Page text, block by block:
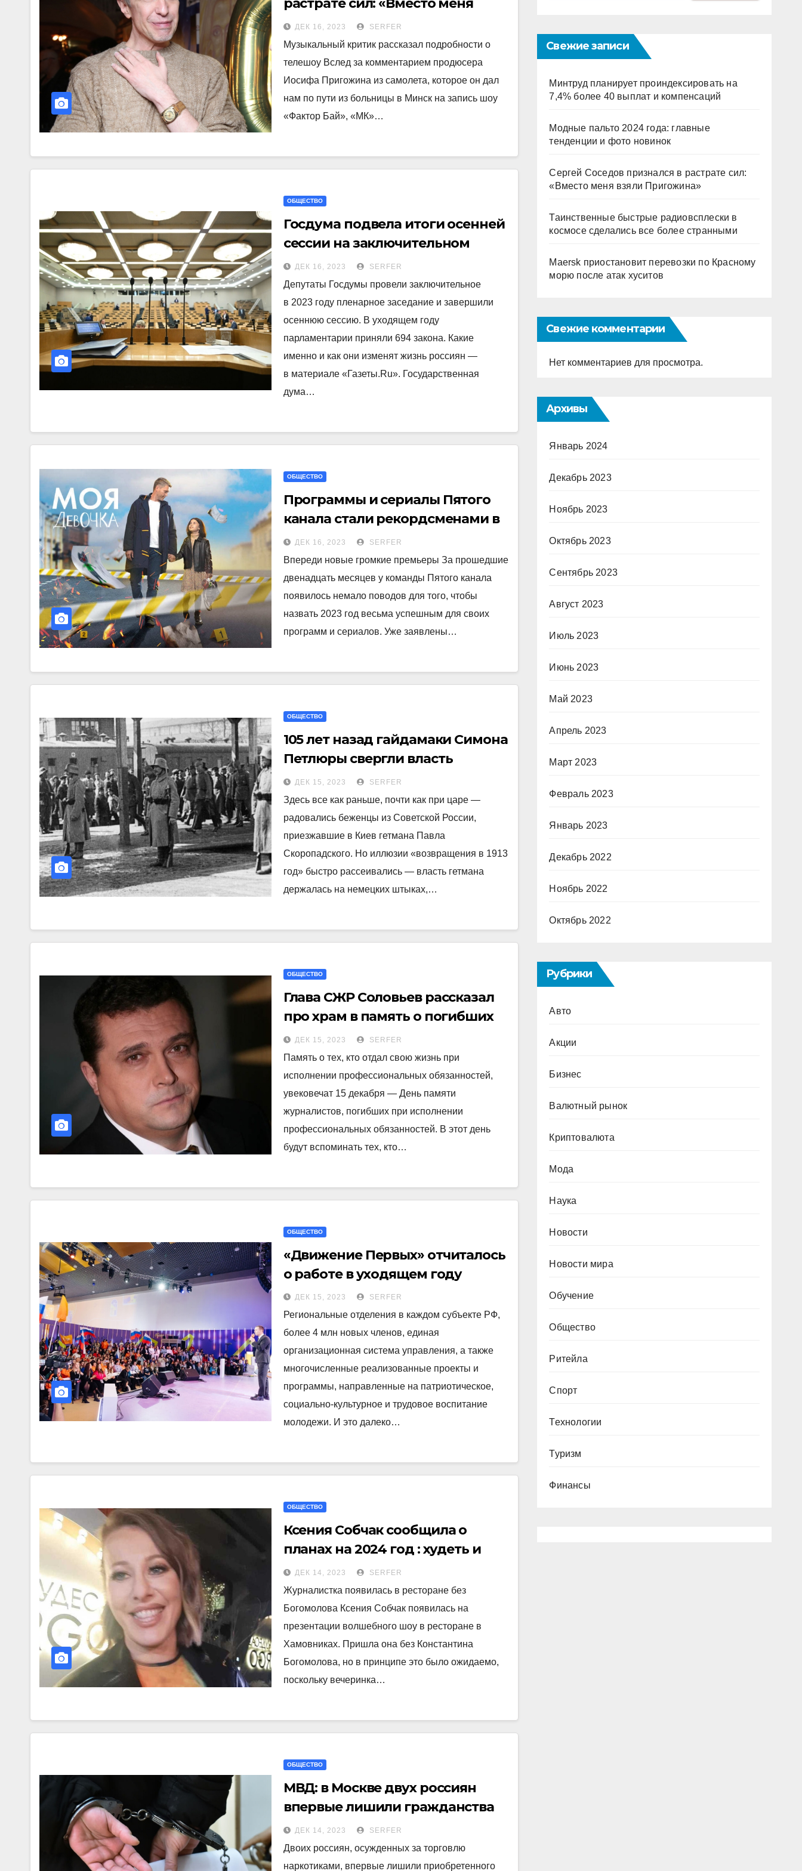
растрате сил: «Вместо меня
взяли Пригожина»
ДЕК 16, 2023 SERFER
Музыкальный критик рассказал подробности о
телешоу Вслед за комментарием продюсера
Иосифа Пригожина из самолета, которое он дал
нам по пути из больницы в Минск на запись шоу
«Фактор Бай», «МК»…
ОБЩЕСТВО
Госдума подвела итоги осенней
сессии на заключительном
в 2023 году заседании
ДЕК 16, 2023 SERFER
Депутаты Госдумы провели заключительное
в 2023 году пленарное заседание и завершили
осеннюю сессию. В уходящем году
парламентарии приняли 694 закона. Какие
именно и как они изменят жизнь россиян —
в материале «Газеты.Ru». Государственная
дума…
ОБЩЕСТВО
Программы и сериалы Пятого
канала стали рекордсменами в
уходящем году
ДЕК 16, 2023 SERFER
Впереди новые громкие премьеры За прошедшие
двенадцать месяцев у команды Пятого канала
появилось немало поводов для того, чтобы
назвать 2023 год весьма успешным для своих
программ и сериалов. Уже заявлены…
ОБЩЕСТВО
105 лет назад гайдамаки Симона
Петлюры свергли власть
гетмана Скоропадского
ДЕК 15, 2023 SERFER
Здесь все как раньше, почти как при царе —
радовались беженцы из Советской России,
приезжавшие в Киев гетмана Павла
Скоропадского. Но иллюзии «возвращения в 1913
год» быстро рассеивались — власть гетмана
держалась на немецких штыках,…
ОБЩЕСТВО
Глава СЖР Соловьев рассказал
про храм в память о погибших
журналистах
ДЕК 15, 2023 SERFER
Память о тех, кто отдал свою жизнь при
исполнении профессиональных обязанностей,
увековечат 15 декабря — День памяти
журналистов, погибших при исполнении
профессиональных обязанностей. В этот день
будут вспоминать тех, кто…
ОБЩЕСТВО
«Движение Первых» отчиталось
о работе в уходящем году
ДЕК 15, 2023 SERFER
Региональные отделения в каждом субъекте РФ,
более 4 млн новых членов, единая
организационная система управления, а также
многочисленные реализованные проекты и
программы, направленные на патриотическое,
социально-культурное и трудовое воспитание
молодежи. И это далеко…
ОБЩЕСТВО
Ксения Собчак сообщила о
планах на 2024 год : худеть и
верить в чудеса
ДЕК 14, 2023 SERFER
Журналистка появилась в ресторане без
Богомолова Ксения Собчак появилась на
презентации волшебного шоу в ресторане в
Хамовниках. Пришла она без Константина
Богомолова, но в принципе это было ожидаемо,
поскольку вечеринка…
ОБЩЕСТВО
МВД: в Москве двух россиян
впервые лишили гражданства
за торговлю наркотиками
ДЕК 14, 2023 SERFER
Двоих россиян, осужденных за торговлю
наркотиками, впервые лишили приобретенного
Свежие записи
Минтруд планирует проиндексировать на
7,4% более 40 выплат и компенсаций
Модные пальто 2024 года: главные
тенденции и фото новинок
Сергей Соседов признался в растрате сил:
«Вместо меня взяли Пригожина»
Таинственные быстрые радиовсплески в
космосе сделались все более странными
Maersk приостановит перевозки по Красному
морю после атак хуситов
Свежие комментарии
Нет комментариев для просмотра.
Архивы
Январь 2024
Декабрь 2023
Ноябрь 2023
Октябрь 2023
Сентябрь 2023
Август 2023
Июль 2023
Июнь 2023
Май 2023
Апрель 2023
Март 2023
Февраль 2023
Январь 2023
Декабрь 2022
Ноябрь 2022
Октябрь 2022
Рубрики
Авто
Акции
Бизнес
Валютный рынок
Криптовалюта
Мода
Наука
Новости
Новости мира
Обучение
Общество
Ритейла
Спорт
Технологии
Туризм
Финансы